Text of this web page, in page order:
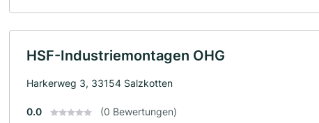
HSF-Industriemontagen OHG
Harkerweg 3, 33154 Salzkotten
0.0 (0 Bewertungen)